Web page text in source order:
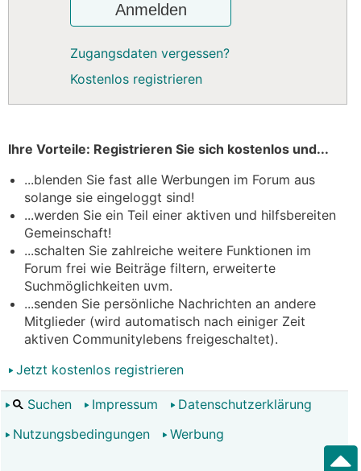
Anmelden
Zugangsdaten vergessen?
Kostenlos registrieren
Ihre Vorteile: Registrieren Sie sich kostenlos und...
...blenden Sie fast alle Werbungen im Forum aus
solange sie eingeloggt sind!
...werden Sie ein Teil einer aktiven und hilfsbereiten
Gemeinschaft!
...schalten Sie zahlreiche weitere Funktionen im
Forum frei wie Beiträge filtern, erweiterte
Suchmöglichkeiten uvm.
...senden Sie persönliche Nachrichten an andere
Mitglieder (wird automatisch nach einiger Zeit
aktiven Communitylebens freigeschaltet).
Jetzt kostenlos registrieren
Suchen Impressum
Datenschutzerklärung
Nutzungsbedingungen
Werbung